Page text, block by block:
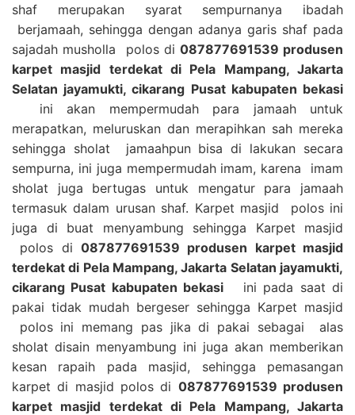
shaf merupakan syarat sempurnanya ibadah
berjamaah, sehingga dengan adanya garis shaf pada
sajadah musholla polos di 087877691539 produsen
karpet masjid terdekat di Pela Mampang, Jakarta
Selatan jayamukti, cikarang Pusat kabupaten bekasi
ini akan mempermudah para jamaah untuk
merapatkan, meluruskan dan merapihkan sah mereka
sehingga sholat jamaahpun bisa di lakukan secara
sempurna, ini juga mempermudah imam, karena imam
sholat juga bertugas untuk mengatur para jamaah
termasuk dalam urusan shaf. Karpet masjid polos ini
juga di buat menyambung sehingga Karpet masjid
polos di 087877691539 produsen karpet masjid
terdekat di Pela Mampang, Jakarta Selatan jayamukti,
cikarang Pusat kabupaten bekasi ini pada saat di
pakai tidak mudah bergeser sehingga Karpet masjid
polos ini memang pas jika di pakai sebagai alas
sholat disain menyambung ini juga akan memberikan
kesan rapaih pada masjid, sehingga pemasangan
karpet di masjid polos di 087877691539 produsen
karpet masjid terdekat di Pela Mampang, Jakarta